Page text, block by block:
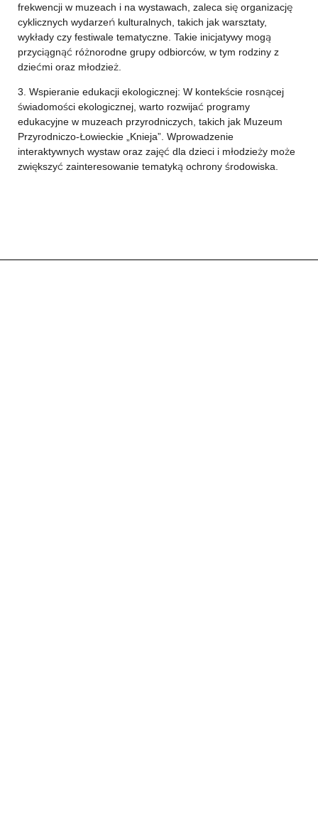
frekwencji w muzeach i na wystawach, zaleca się organizację
cyklicznych wydarzeń kulturalnych, takich jak warsztaty,
wykłady czy festiwale tematyczne. Takie inicjatywy mogą
przyciągnąć różnorodne grupy odbiorców, w tym rodziny z
dziećmi oraz młodzież.
3. Wspieranie edukacji ekologicznej: W kontekście rosnącej
świadomości ekologicznej, warto rozwijać programy
edukacyjne w muzeach przyrodniczych, takich jak Muzeum
Przyrodniczo-Łowieckie „Knieja”. Wprowadzenie
interaktywnych wystaw oraz zajęć dla dzieci i młodzieży może
zwiększyć zainteresowanie tematyką ochrony środowiska.